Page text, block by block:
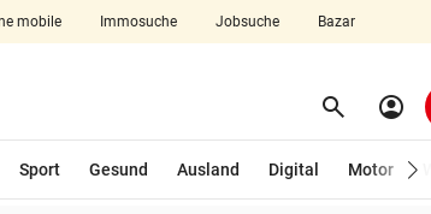
mobile Immosuche Jobsuche Bazar
search Suchen
account_circle
Sport Gesund Ausland Digital Motor